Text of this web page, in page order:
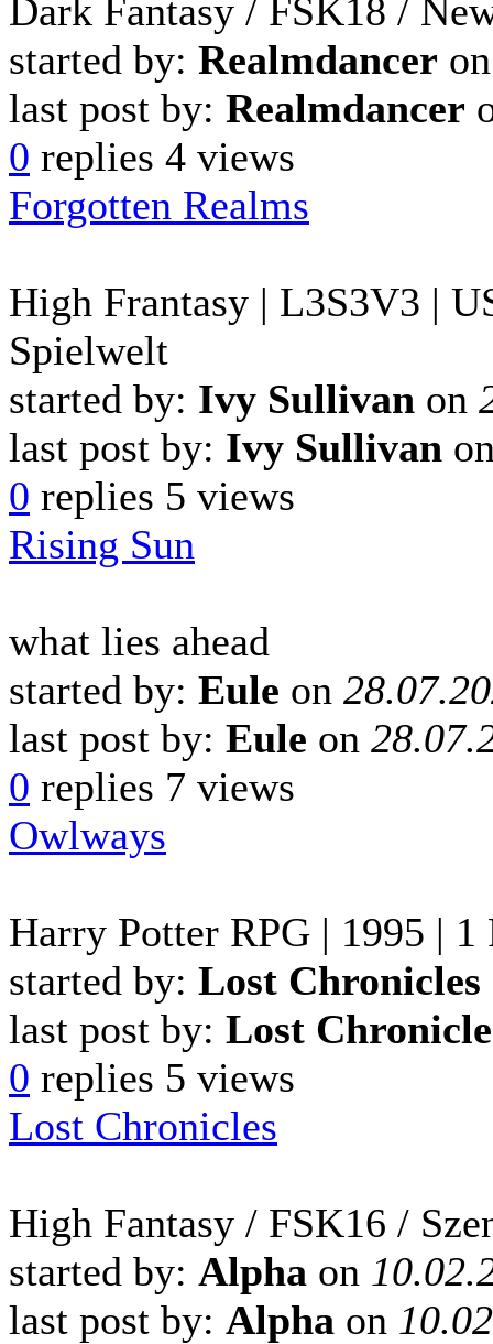
Dark Fantasy / FSK18 /
started by: Realmdancer
last post by: Realmdancer
0 replies 4 views
Forgotten Realms
High Frantasy | L3S3V3 |
Spielwelt
started by: Ivy Sullivan on
last post by: Ivy Sullivan
0 replies 5 views
Rising Sun
what lies ahead
started by: Eule on
last post by: Eule on
0 replies 7 views
Owlways
Harry Potter RPG | 1995 |
started by: Lost Chronicles
last post by: Lost
0 replies 5 views
Lost Chronicles
High Fantasy / FSK16 /
started by: Alpha on
last post by: Alpha on